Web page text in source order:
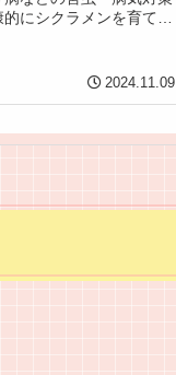
にシクラメンを育てる
2024.11.09